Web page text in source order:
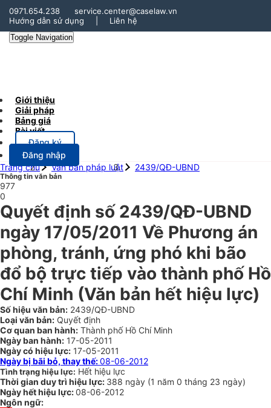
0971.654.238
service.center@caselaw.vn
Hướng dẫn sử dụng
Liên hệ
Toggle Navigation
Giới thiệu
Giải pháp
Bảng giá
Bài viết
Đăng ký
Đăng nhập
Trang chủ
Văn bản pháp luật 2439/QĐ-UBND
Thông tin văn bản
977
0
Quyết định số 2439/QĐ-UBND
ngày 17/05/2011 Về Phương án
phòng, tránh, ứng phó khi bão
đổ bộ trực tiếp vào thành phố Hồ
Chí Minh (Văn bản hết hiệu lực)
Số hiệu văn bản: 2439/QĐ-UBND
Loại văn bản: Quyết định
Cơ quan ban hành: Thành phố Hồ Chí Minh
Ngày ban hành: 17-05-2011
Ngày có hiệu lực: 17-05-2011
Ngày bị bãi bỏ, thay thế:08-06-2012
Tình trạng hiệu lực: Hết hiệu lực
Thời gian duy trì hiệu lực: 388 ngày (1 năm 0 tháng 23 ngày)
Ngày hết hiệu lực:08-06-2012
Ngôn ngữ: